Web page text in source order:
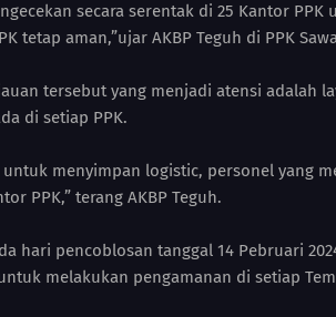
secara serentak di 25 Kantor
tetap aman,”ujar AKBP Teguh di PPK
tersebut yang menjadi atensi adalah
di setiap PPK.
menyimpan logistic, personel yang
PPK,” terang AKBP Teguh.
hari pencoblosan tanggal 14 Pebruari
melakukan pengamanan di setiap